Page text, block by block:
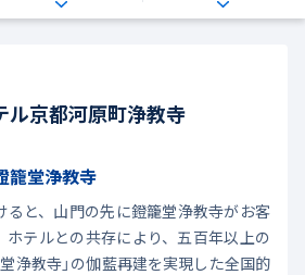
ル京都河原町浄教寺
籠堂浄教寺
ると、山門の先に鐙籠堂浄教寺がお客
ホテルとの共存により、五百年以上の
浄教寺」の伽藍再建を実現した全国的